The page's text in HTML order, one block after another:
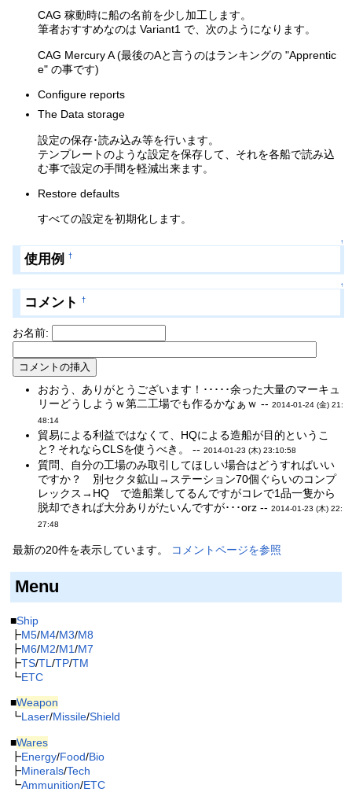
CAG 稼動時に船の名前を少し加工します。
筆者おすすめなのは Variant1 で、次のようになります。
CAG Mercury A (最後のAと言うのはランキングの "Apprentic
e" の事です)
Configure reports
The Data storage
設定の保存･読み込み等を行います。
テンプレートのような設定を保存して、それを各船で読み込
む事で設定の手間を軽減出来ます。
Restore defaults
すべての設定を初期化します。
↑
使用例 †
↑
コメント †
お名前:
おおう、ありがとうございます！･････余った大量のマーキュ
リーどうしようｗ第二工場でも作るかなぁｗ --2014-01-24 (金) 21:
48:14
貿易による利益ではなくて、HQによる造船が目的というこ
と? それならCLSを使うべき。 --2014-01-23 (木) 23:10:58
質問、自分の工場のみ取引してほしい場合はどうすればいい
ですか？ 別セクタ鉱山→ステーション70個ぐらいのコンプ
レックス→HQ で造船業してるんですがコレで1品一隻から
脱却できれば大分ありがたいんですが･･･orz --2014-01-23 (木) 22:
27:48
最新の20件を表示しています。 コメントページを参照
Menu
■Ship
┣M5/M4/M3/M8
┣M6/M2/M1/M7
┣TS/TL /TP/TM
┗ETC
■Weapon
┗Laser/Missile/Shield
■Wares
┣Energy/Food/Bio
┣Minerals/Tech
┗Ammunition/ETC